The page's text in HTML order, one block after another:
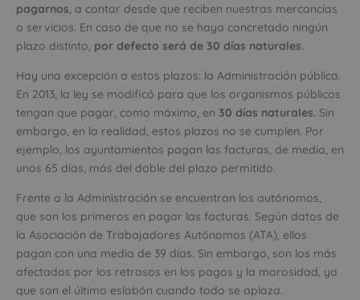
pagarnos, a contar desde que reciben nuestras mercancías
o servicios. En caso de que no se haya concretado ningún
plazo distinto, por defecto será de 30 días naturales.
Hay una excepción a estos plazos: la Administración pública.
En 2013, la ley se modificó para que los organismos públicos
tengan que pagar, como máximo, en 30 días naturales. Sin
embargo, en la realidad, estos plazos no se cumplen. Por
ejemplo, los ayuntamientos pagan las facturas, de media, en
unos 65 días, más del doble del plazo permitido.
Frente a la Administración se encuentran los autónomos,
que son los primeros en pagar las facturas. Según datos de
la Asociación de Trabajadores Autónomos (ATA), ellos
pagan con una media de 39 días. Sin embargo, son los más
afectados por los retrasos en los pagos y la morosidad, ya
que son el último eslabón cuando todo se aplaza.